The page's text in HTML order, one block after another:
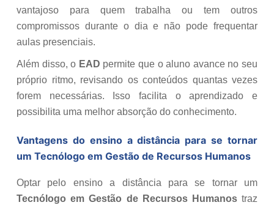
vantajoso para quem trabalha ou tem outros
compromissos durante o dia e não pode frequentar
aulas presenciais.
Além disso, o EAD permite que o aluno avance no seu
próprio ritmo, revisando os conteúdos quantas vezes
forem necessárias. Isso facilita o aprendizado e
possibilita uma melhor absorção do conhecimento.
Vantagens do ensino a distância para se tornar
um Tecnólogo em Gestão de Recursos Humanos
Optar pelo ensino a distância para se tornar um
Tecnólogo em Gestão de Recursos Humanostraz